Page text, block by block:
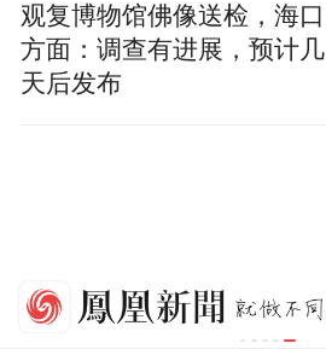
观复博物馆佛像送检，海口
方面：调查有进展，预计几
天后发布